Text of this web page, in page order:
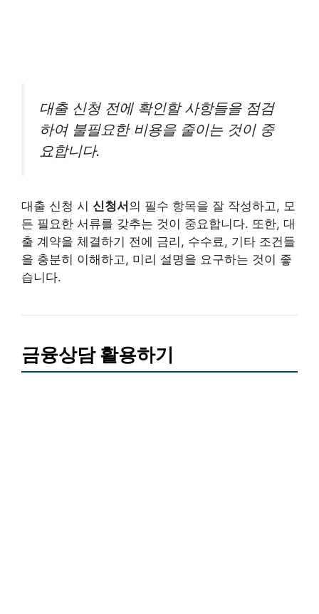
대출 신청 전에 확인할 사항들을 점검
하여 불필요한 비용을 줄이는 것이 중
요합니다.
대출 신청 시 신청서 의 필수 항목을 잘 작성하고, 모
든 필요한 서류를 갖추는 것이 중요합니다. 또한, 대
출 계약을 체결하기 전에 금리, 수수료, 기타 조건들
을 충분히 이해하고, 미리 설명을 요구하는 것이 좋
습니다.
금융상담 활용하기